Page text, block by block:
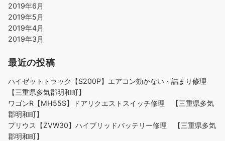
2019年6月
2019年5月
2019年4月
2019年3月
最近の投稿
ハイゼットトラック【S200P】エアコン効かない・詰まり修理
【三重県多気郡明和町】
ワゴンR【MH55S】ドアリクエストスイッチ修理 【三重県多気
郡明和町】
プリウス【ZVW30】ハイブリッドバッテリー修理 【三重県多気
郡明和町】